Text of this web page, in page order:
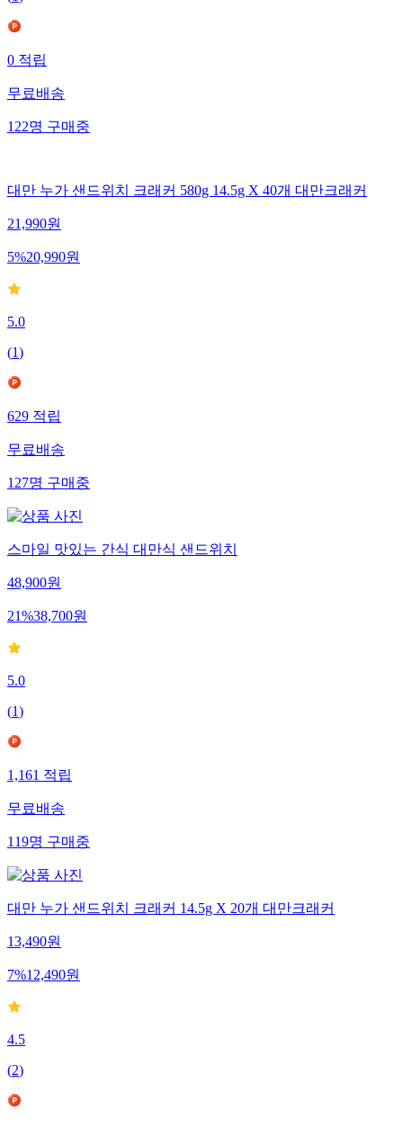
0적립
무료배송
122명구매중
대만 누가 샌드위치 크래커 580g 14.5g X 40개 대만크래커
21,990원
5%20,990원
5.0
(1)
629적립
무료배송
127명구매중
스마일 맛있는 간식 대만식 샌드위치
48,900원
21%38,700원
5.0
(1)
1,161적립
무료배송
119명구매중
대만 누가 샌드위치 크래커 14.5g X 20개 대만크래커
13,490원
7%12,490원
4.5
(2)